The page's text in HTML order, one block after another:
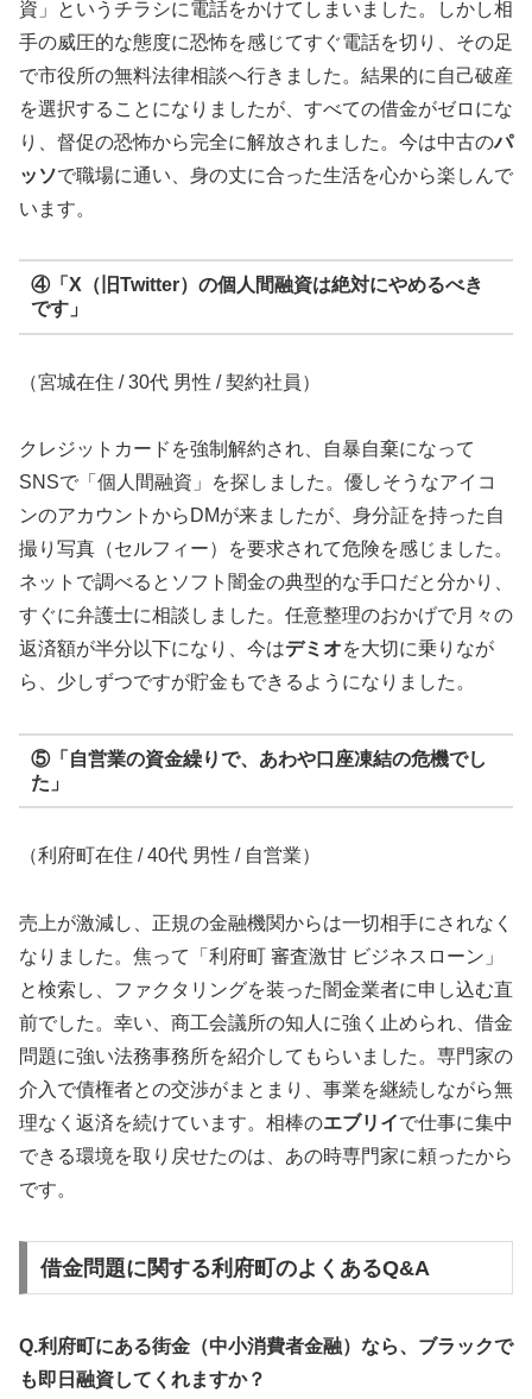
資」というチラシに電話をかけてしまいました。しかし相
手の威圧的な態度に恐怖を感じてすぐ電話を切り、その足
で市役所の無料法律相談へ行きました。結果的に自己破産
を選択することになりましたが、すべての借金がゼロにな
り、督促の恐怖から完全に解放されました。今は中古のパ
ッソで職場に通い、身の丈に合った生活を心から楽しんで
います。
④「X（旧Twitter）の個人間融資は絶対にやめるべき
です」
（宮城在住 / 30代 男性 / 契約社員）
クレジットカードを強制解約され、自暴自棄になって
SNSで「個人間融資」を探しました。優しそうなアイコ
ンのアカウントからDMが来ましたが、身分証を持った自
撮り写真（セルフィー）を要求されて危険を感じました。
ネットで調べるとソフト闇金の典型的な手口だと分かり、
すぐに弁護士に相談しました。任意整理のおかげで月々の
返済額が半分以下になり、今はデミオを大切に乗りなが
ら、少しずつですが貯金もできるようになりました。
⑤「自営業の資金繰りで、あわや口座凍結の危機でし
た」
（利府町在住 / 40代 男性 / 自営業）
売上が激減し、正規の金融機関からは一切相手にされなく
なりました。焦って「利府町 審査激甘 ビジネスローン」
と検索し、ファクタリングを装った闇金業者に申し込む直
前でした。幸い、商工会議所の知人に強く止められ、借金
問題に強い法務事務所を紹介してもらいました。専門家の
介入で債権者との交渉がまとまり、事業を継続しながら無
理なく返済を続けています。相棒のエブリイで仕事に集中
できる環境を取り戻せたのは、あの時専門家に頼ったから
です。
借金問題に関する利府町のよくあるQ&A
Q.利府町にある街金（中小消費者金融）なら、ブラックで
も即日融資してくれますか？